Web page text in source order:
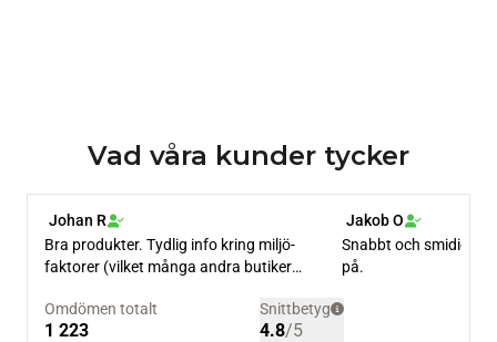
Vad våra kunder tycker